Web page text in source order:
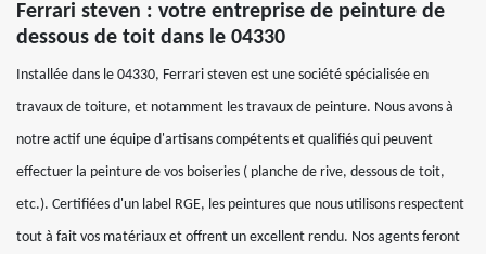
Ferrari steven : votre entreprise de peinture de
dessous de toit dans le 04330
Installée dans le 04330, Ferrari steven est une société spécialisée en
travaux de toiture, et notamment les travaux de peinture. Nous avons à
notre actif une équipe d'artisans compétents et qualifiés qui peuvent
effectuer la peinture de vos boiseries ( planche de rive, dessous de toit,
etc.). Certifiées d'un label RGE, les peintures que nous utilisons respectent
tout à fait vos matériaux et offrent un excellent rendu. Nos agents feront